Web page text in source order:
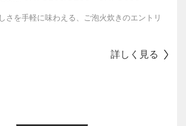
さを手軽に味わえる、ご泡火炊きのエントリ
詳しく見る